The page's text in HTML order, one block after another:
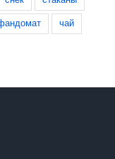
чай